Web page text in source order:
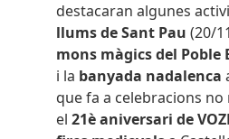
destacaran algunes
llums de Sant Pau(20/
mons màgics del Poble
i la banyada nadalenca
que fa a celebracions
el21è aniversari de